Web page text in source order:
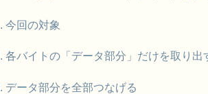
今回の対象
各バイトの「データ部分」だけを取り出
データ部分を全部つなげる